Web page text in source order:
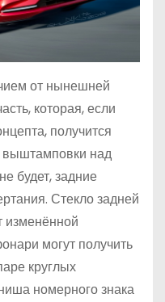
от нынешней
которая, если
получится
выштамповки над
будет, задние
Стекло задней
изменённой
могут получить
круглых
номерного знака